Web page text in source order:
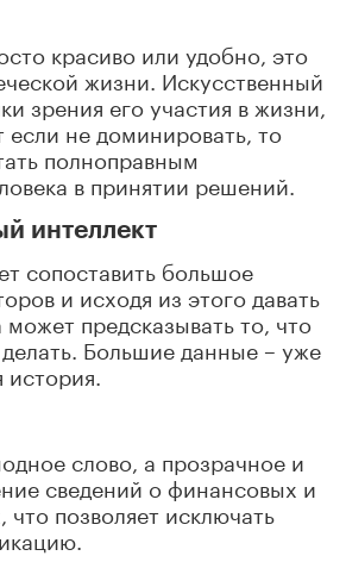
красиво или удобно, это
жизни. Искусственный
зрения его участия в жизни,
если не доминировать, то
полноправным
в принятии решений.
интеллект
сопоставить большое
и исходя из этого давать
предсказывать то, что
Большие данные – уже
слово, а прозрачное и
сведений о финансовых и
позволяет исключать